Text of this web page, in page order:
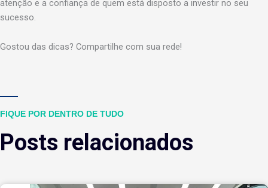
atenção e a confiança de quem está disposto a investir no seu
sucesso.
Gostou das dicas? Compartilhe com sua rede!
FIQUE POR DENTRO DE TUDO
Posts relacionados